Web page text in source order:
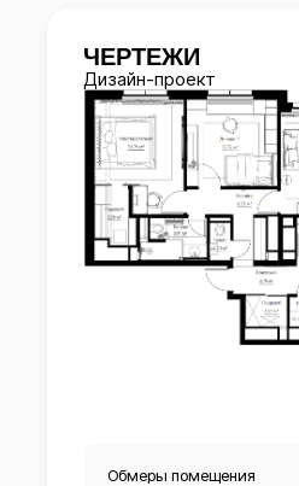
Обмеры помещения
ЧЕРТЕЖИ
Дизайн-проект